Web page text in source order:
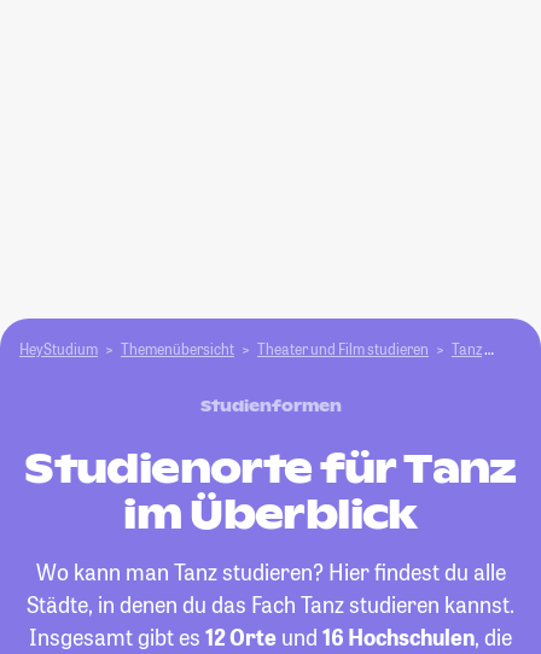
HeyStudium Themenübersicht Theater und Film studieren Tanz Wo
Studienformen
Studienorte für Tanz
im Überblick
Wo kann man Tanz studieren? Hier findest du alle
Städte, in denen du das Fach Tanz studieren kannst.
Insgesamt gibt es 12 Orte und 16 Hochschulen, die